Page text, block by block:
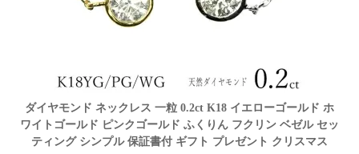
ダイヤモンド ネックレス 一粒 0.2ct K18 イエローゴールド ホ
ワイトゴールド ピンクゴールド ふくりん フクリン ベゼル セッ
ティング シンプル 保証書付 ギフト プレゼント クリスマス